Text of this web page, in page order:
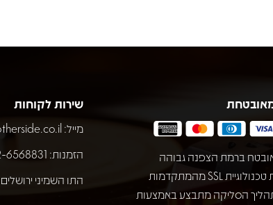
ברמת הצפנה גבוהה
באמצעות טכנולוגיית SSL מהמתקדמות
הסליקה מתבצע באמצעות
שירות לקוחות
מייל:
הזמנות: 02-6568831
התו השמיני ירושלים